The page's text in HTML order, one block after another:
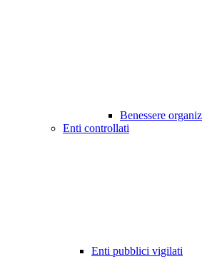
Benessere
Enti controllati
Enti pubblici vigilati